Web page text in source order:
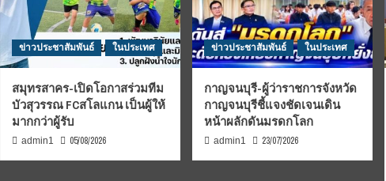
ข่าวประชาสัมพันธ์ ในประเทศ
สมุทรสาคร-เปิดโอกาสร่วมทีม
บัวสุวรรณ FCสโลแกน เป็นผู้ให้
มากกว่าผู้รับ
admin1 05/08/2026
ข่าวประชาสัมพันธ์ ในประเทศ
กาญจนบุรี-ผู้ว่าราชการจังหวัด
กาญจนบุรีชี้แจงชัดเจนเดิน
หน้าผลักดันมรดกโลก
admin1 23/07/2026